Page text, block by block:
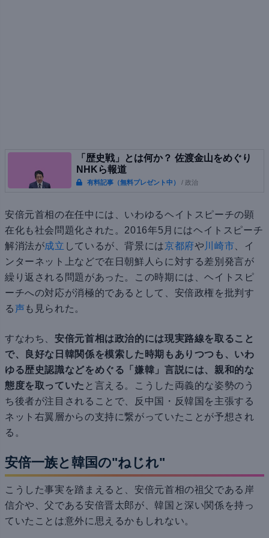
「歴史戦」とは何か？ 佐渡金山をめぐり
NHKら報道
有料記事（無料プレゼント中） / 政治
安倍元首相の在任中には、いわゆるヘイトスピーチの顕
在化も社会問題化された。2016年5月にはヘイトスピーチ
解消法が成立 しているが、背景には京都府や 川崎市 、イ
ンターネット上などで在日朝鮮人らに対する差別発言が
繰り返される問題があった。この時期には、ヘイトスピ
ーチへの対応が消極的であるとして、安倍政権を批判す
る 声も見られた。
すなわち、安倍元首相は政治的には現実路線を取ること
で、良好な日韓関係を模索した時期もありつつも、いわ
ゆる歴史認識などをめぐる「嫌韓」言説には、親和的な
態度を取っていた と言える。こうした両義的な姿勢のう
ち後者が注目されることで、反中国・反韓国を主張する
ネット右翼層からの支持に繋がっていたことが予想され
る。
安倍一族と韓国の"ねじれ"
こうした事実を踏まえると、安倍元首相の祖父である岸
信介や、父である安倍晋太郎が、韓国と深い関係を持っ
ていたことは意外に思えるかもしれない。